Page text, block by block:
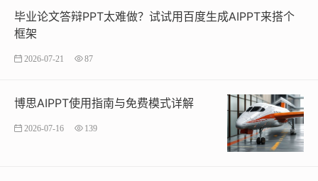
毕业论文答辩PPT太难做？试试用百度生成AIPPT来搭个
框架
2026-07-21 87
博思AIPPT使用指南与免费模式详解
2026-07-16 139